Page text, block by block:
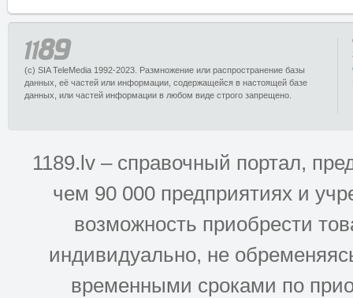
(c) SIA TeleMedia 1992-2023. Размножение или распространение базы
данных, её частей или информации, содержащейся в настоящей базе
данных, или частей информации в любом виде строго запрещено.
1189.lv – справочный портал,
чем 90 000 предприятиях и
возможность приобрести
индивидуально, не
временными сроками по